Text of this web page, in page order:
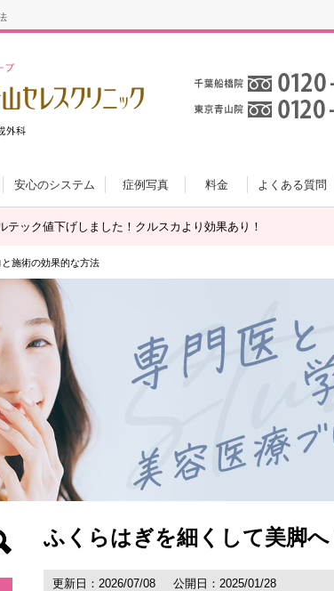
安心のシステム 症例写真 料金 よくある質問
テック値下げしました！クルスカより効果あり！
施術の効果的な方法
ふくらはぎを細くして美脚
更新日：2026/07/08 公開日：2025/01/28